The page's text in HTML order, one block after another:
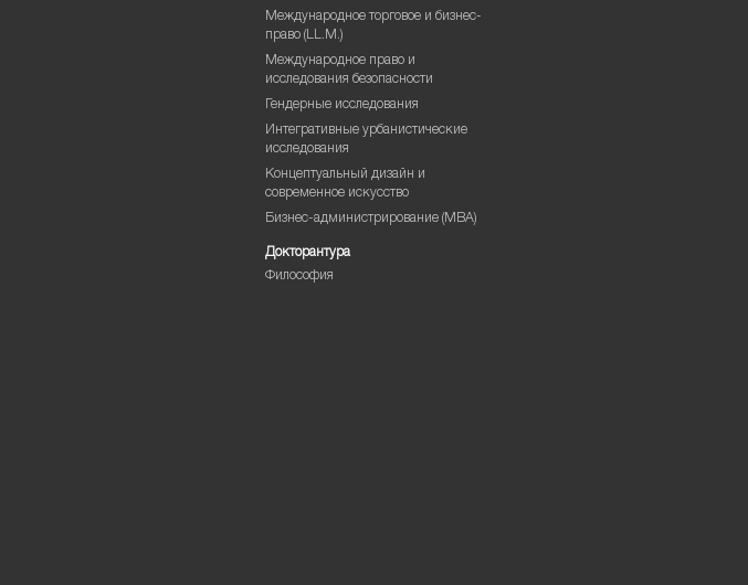
Международное торговое и бизнес-
право (LL.M.)
Международное право и
исследования безопасности
Гендерные исследования
Интегративные урбанистические
исследования
Концептуальный дизайн и
современное искусство
Бизнес-администрирование (MBA)
Докторантура
Философия